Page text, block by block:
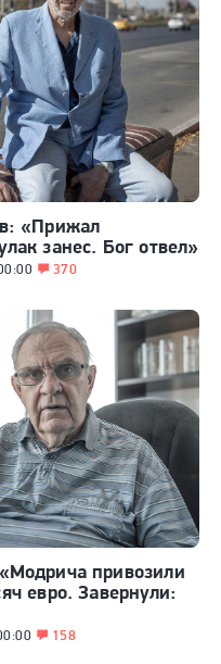
370
«Прижал
занес. Бог отвел»
158
привозили
евро. Завернули: